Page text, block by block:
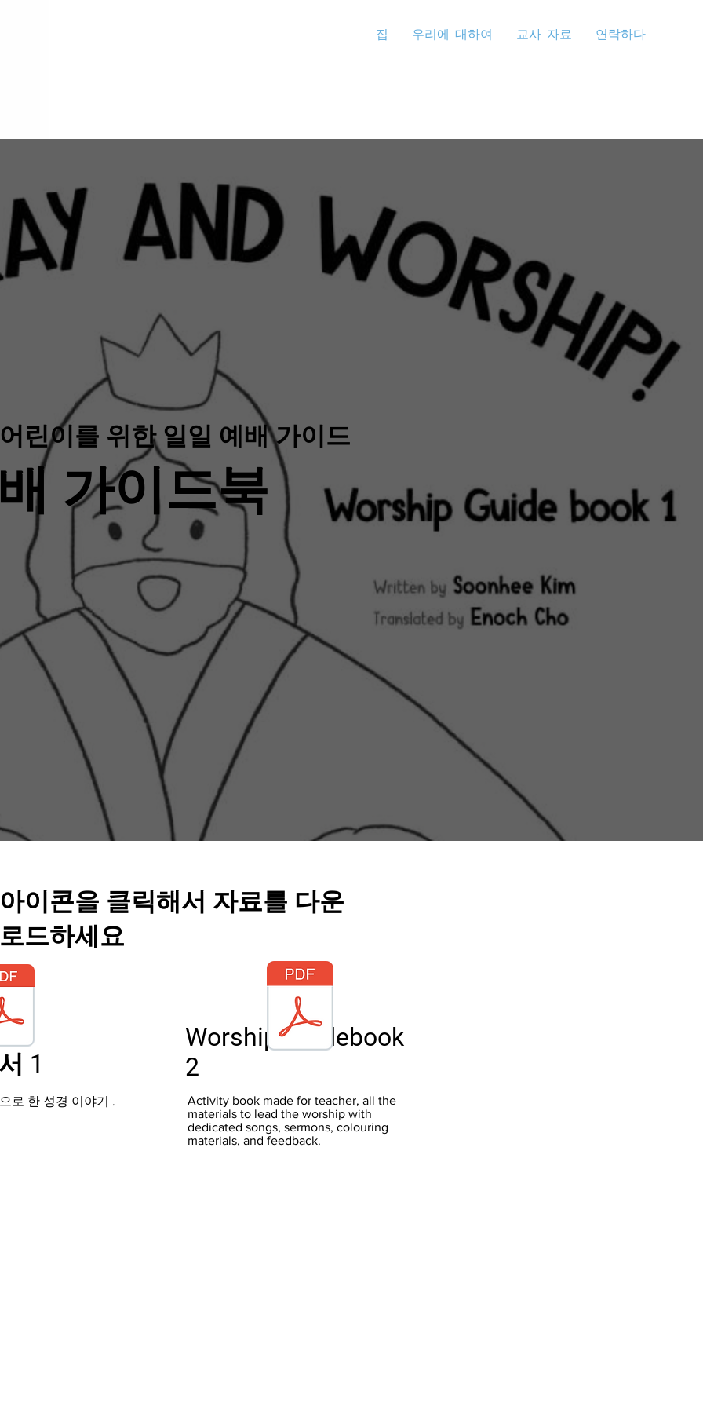
집 우리에 대하여 교사 자료 연락하다
가이드북
린이를 위한 일일 예배 가이드
Activity book made for teacher, all the
materials to lead the worship with
dedicated songs, sermons, colouring
materials, and feedback.
Worship Guidebook
2
로 한 성경 이야기 .
1
이콘을 클릭해서 자료를 다운
드하세요